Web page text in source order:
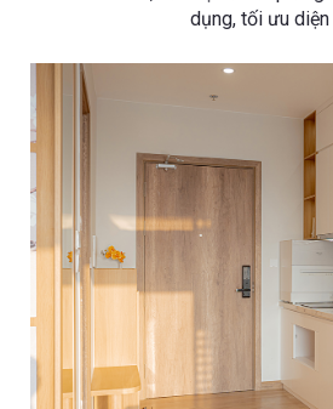
dụng, tối ưu